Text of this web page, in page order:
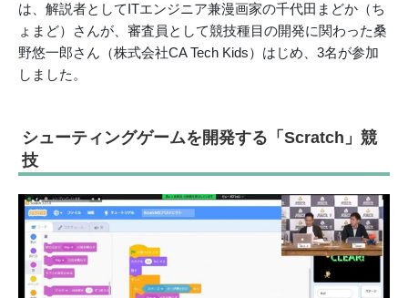
は、解説者としてITエンジニア兼漫画家の千代田まどか（ち
ょまど）さんが、審査員として競技種目の開発に関わった桑
野悠一郎さん（株式会社CA Tech Kids）はじめ、3名が参加
しました。
シューティングゲームを開発する「Scratch」競
技